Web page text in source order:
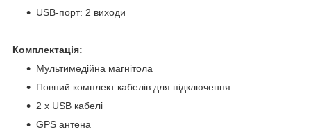
USB-порт: 2 виходи
Комплектація:
Мультимедійна магнітола
Повний комплект кабелів для підключення
2 x USB кабелі
GPS антена